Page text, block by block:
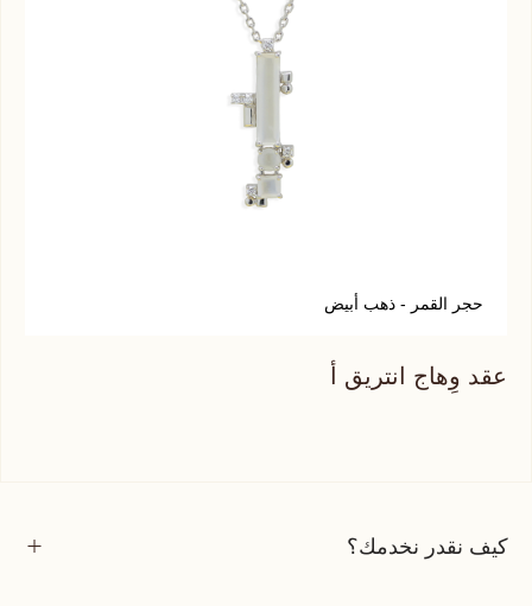
حجر القمر - ذهب أبيض
عقد وِهاج انتريق أ
كيف نقدر نخدمك؟